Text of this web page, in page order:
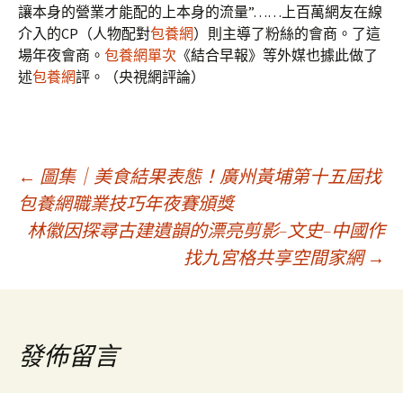
讓本身的營業才能配的上本身的流量”……上百萬網友在線
介入的CP（人物配對包養網）則主導了粉絲的會商。了這
場年夜會商。 包養網單次 《結合早報》等外媒也據此做了
述包養網評。（央視網評論）
文
章
導
覽
← 圖集｜美食結果表態！廣州黃埔第十五屆找
包養網職業技巧年夜賽頒獎
林徽因探尋古建遺韻的漂亮剪影–文史–中國作
找九宮格共享空間家網 →
發佈留言